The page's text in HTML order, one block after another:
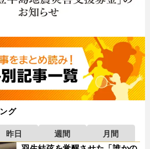
グ
昨日 週間
月間